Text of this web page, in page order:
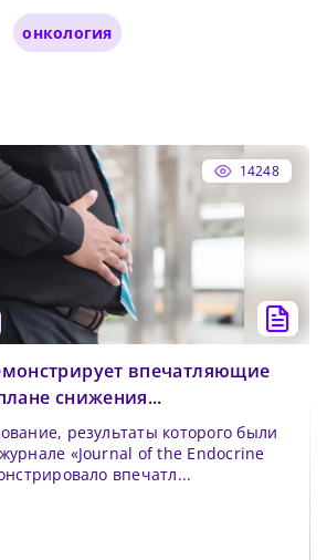
онкология
14248
впечатляющие
снижения...
результаты которого были
«Journal of the Endocrine
впечатл...